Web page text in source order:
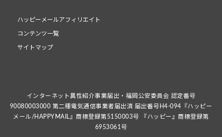
ハッピーメールアフィリエイト
コンテンツ一覧
サイトマップ
インターネット異性紹介事業届出・福岡公安委員会 認定番号
90080003000 第二種電気通信事業者届出済 届出番号H4-094『ハッピー
メール/HAPPYMAIL』商標登録第5150003号 『ハッピー』商標登録第
6953061号